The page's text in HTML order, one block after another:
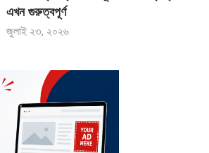
এখন গুরুত্বপূর্ণ
জুলাই ২৩, ২০২৬